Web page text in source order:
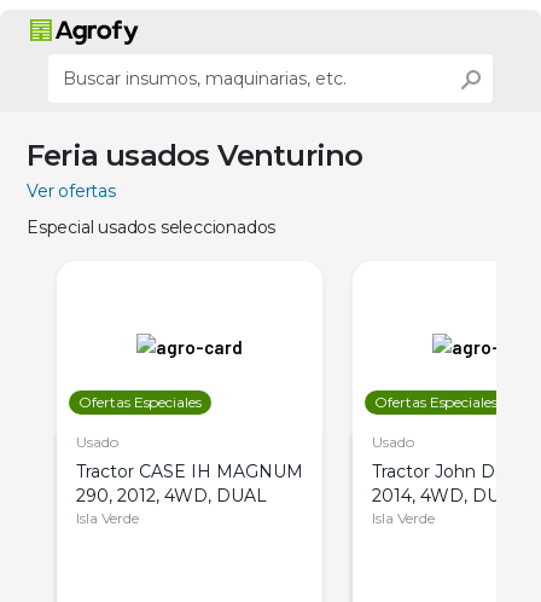
Feria usados Venturino
Ver ofertas
Especial usados seleccionados
Ofertas Especiales
Usado
Tractor CASE IH MAGNUM
290, 2012, 4WD, DUAL
Isla Verde
Ofertas Especiales
Usado
Tractor John Deere
2014, 4WD, DUAL
Isla Verde